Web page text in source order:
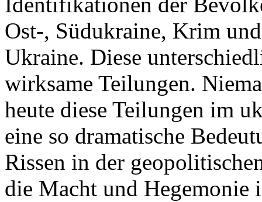
Ost-, Südukraine, Krim
Ukraine. Diese
wirksame Teilungen.
heute diese Teilungen im
eine so dramatische
Rissen in der
die Macht und Hegemonie